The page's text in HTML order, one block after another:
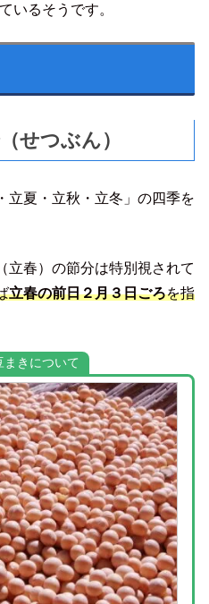
いるそうです。
せつぶん）
立夏・立秋・立冬」の四季を
立春）の節分は特別視されて
立春の前日２月３日ごろを指
きについて